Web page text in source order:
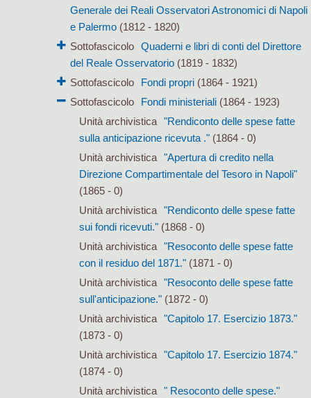
Generale dei Reali Osservatori Astronomici di Napoli
e Palermo(1812 - 1820)
Sottofascicolo Quaderni e libri di conti del Direttore
del Reale Osservatorio(1819 - 1832)
Sottofascicolo
Fondi propri(1864 - 1921)
Sottofascicolo
Fondi ministeriali(1864 - 1923)
Unità archivistica
"Rendiconto delle spese fatte
sulla anticipazione ricevuta ." (1864 - 0)
Unità archivistica
"Apertura di credito nella
Direzione Compartimentale del Tesoro in Napoli"
(1865 - 0)
Unità archivistica
"Rendiconto delle spese fatte
sui fondi ricevuti." (1868 - 0)
Unità archivistica
"Resoconto delle spese fatte
con il residuo del 1871." (1871 - 0)
Unità archivistica
"Resoconto delle spese fatte
sull'anticipazione." (1872 - 0)
Unità archivistica
"Capitolo 17. Esercizio 1873."
(1873 - 0)
Unità archivistica
"Capitolo 17. Esercizio 1874."
(1874 - 0)
Unità archivistica
" Resoconto delle spese."